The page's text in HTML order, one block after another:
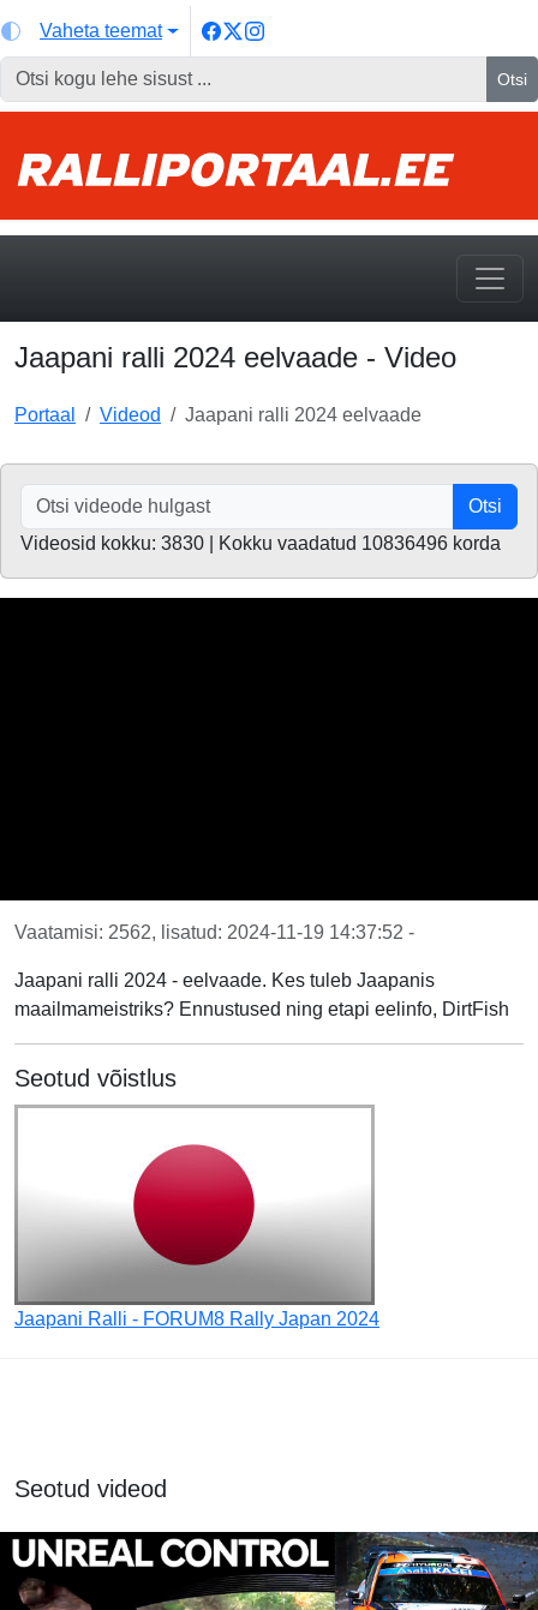
Vaheta teemat
Otsi
Jaapani ralli 2024 eelvaade - Video
Portaal Videod Jaapani ralli 2024 eelvaade
Otsi
Videosid kokku: 3830 | Kokku vaadatud 10836496 korda
Vaatamisi: 2562, lisatud: 2024-11-19 14:37:52 -
Jaapani ralli 2024 - eelvaade. Kes tuleb Jaapanis
maailmameistriks? Ennustused ning etapi eelinfo, DirtFish
Seotud võistlus
Jaapani Ralli - FORUM8 Rally Japan 2024
Seotud videod